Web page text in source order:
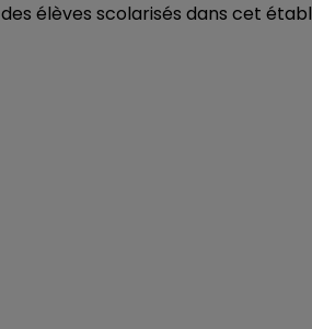
élèves scolarisés dans cet